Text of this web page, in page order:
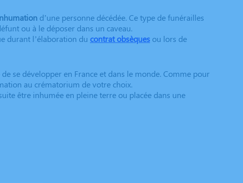
d’une personne décédée. Ce type de funérailles
ou à le déposer dans un caveau.
durant l’élaboration du contrat obsèques ou lors de
se développer en France et dans le monde. Comme pour
au crématorium de votre choix.
être inhumée en pleine terre ou placée dans une